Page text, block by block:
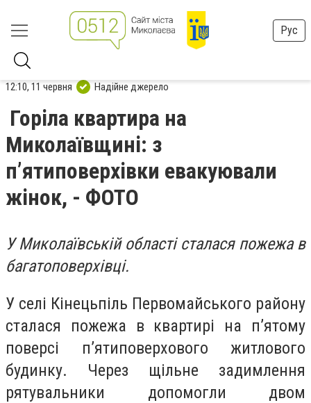
Рус
12:10, 11 червня Надійне джерело
Горіла квартира на
Миколаївщині: з
п’ятиповерхівки евакуювали
жінок, - ФОТО
У Миколаївській області сталася пожежа в
багатоповерхівці.
У селі Кінецьпіль Первомайського району
сталася пожежа в квартирі на п’ятому
поверсі п’ятиповерхового житлового
будинку. Через щільне задимлення
рятувальники допомогли двом